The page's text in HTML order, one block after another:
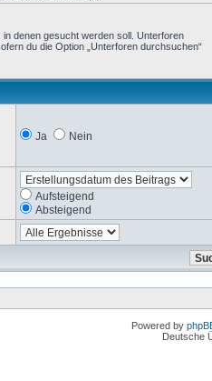
denen gesucht werden soll. Unterforen
du die Option „Unterforen durchsuchen“
Ja Nein
Aufsteigend
Absteigend
Powered by
Deutsche